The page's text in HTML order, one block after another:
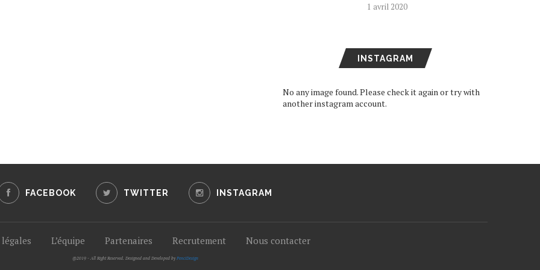
1 avril 2020
INSTAGRAM
No any image found. Please check it again or try with
another instagram account.
FACEBOOK TWITTER INSTAGRAM
L’équipe Partenaires Recrutement Nous contacter
@2019 - All Right Reserved. Designed and Developed by PenciDesign